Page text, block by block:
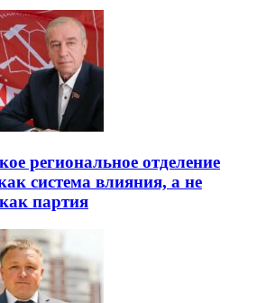
региональное отделение
система влияния, а не
партия